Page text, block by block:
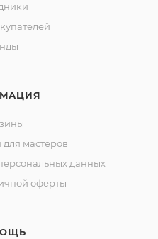
мастеров
данных
оферты